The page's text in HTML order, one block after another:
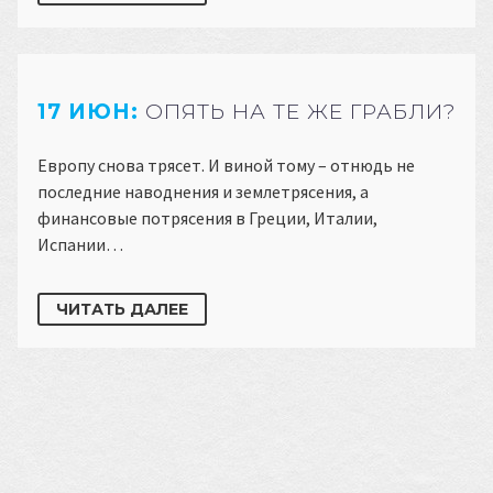
17 ИЮН: ОПЯТЬ НА ТЕ ЖЕ ГРАБЛИ?
Европу снова трясет. И виной тому – отнюдь не
последние наводнения и землетрясения, а
финансовые потрясения в Греции, Италии,
Испании…
ЧИТАТЬ ДАЛЕЕ